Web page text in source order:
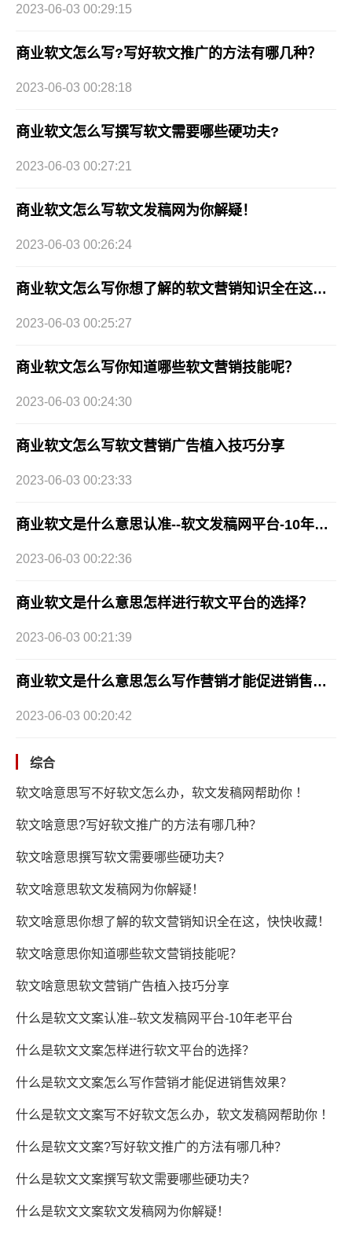
2023-06-03 00:29:15
商业软文怎么写?写好软文推广的方法有哪几种？
2023-06-03 00:28:18
商业软文怎么写撰写软文需要哪些硬功夫?
2023-06-03 00:27:21
商业软文怎么写软文发稿网为你解疑！
2023-06-03 00:26:24
商业软文怎么写你想了解的软文营销知识全在这，快快收藏！
2023-06-03 00:25:27
商业软文怎么写你知道哪些软文营销技能呢？
2023-06-03 00:24:30
商业软文怎么写软文营销广告植入技巧分享
2023-06-03 00:23:33
商业软文是什么意思认准--软文发稿网平台-10年老平台
2023-06-03 00:22:36
商业软文是什么意思怎样进行软文平台的选择？
2023-06-03 00:21:39
商业软文是什么意思怎么写作营销才能促进销售效果？
2023-06-03 00:20:42
综合
软文啥意思写不好软文怎么办，软文发稿网帮助你 ！
软文啥意思?写好软文推广的方法有哪几种？
软文啥意思撰写软文需要哪些硬功夫?
软文啥意思软文发稿网为你解疑！
软文啥意思你想了解的软文营销知识全在这，快快收藏！
软文啥意思你知道哪些软文营销技能呢？
软文啥意思软文营销广告植入技巧分享
什么是软文文案认准--软文发稿网平台-10年老平台
什么是软文文案怎样进行软文平台的选择？
什么是软文文案怎么写作营销才能促进销售效果？
什么是软文文案写不好软文怎么办，软文发稿网帮助你 ！
什么是软文文案?写好软文推广的方法有哪几种？
什么是软文文案撰写软文需要哪些硬功夫?
什么是软文文案软文发稿网为你解疑！